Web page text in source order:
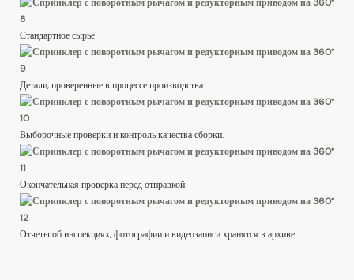
Стандартное сырье
Детали, проверенные в процессе производства.
Выборочные проверки и контроль качества сборки.
Окончательная проверка перед отправкой
Отчеты об инспекциях, фотографии и видеозаписи хранятся в архиве.